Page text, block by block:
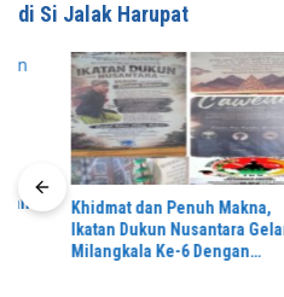
di Si Jalak Harupat
Khidmat dan Penuh Makna,
Ikatan Dukun Nusantara Gelar
Milangkala Ke-6 Dengan